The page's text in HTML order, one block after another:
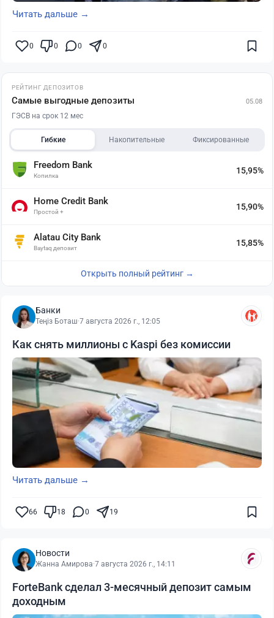
Читать дальше →
0 0 0 0
РЕЙТИНГ ДЕПОЗИТОВ
Самые выгодные депозиты 05.08
ГЭСВ на срок 12 мес
Гибкие Накопительные Фиксированные
Freedom Bank
Копилка
15,95%
Home Credit Bank
Простой +
15,90%
Alatau City Bank
Baytaq депозит
15,85%
Открыть полный рейтинг →
Банки
Теңіз Боташ·7 августа 2026 г., 12:05
Как снять миллионы с Kaspi без комиссии
Читать дальше →
66 18 0 19
Новости
Жанна Амирова·7 августа 2026 г., 14:11
ForteBank сделал 3-месячный депозит самым
доходным